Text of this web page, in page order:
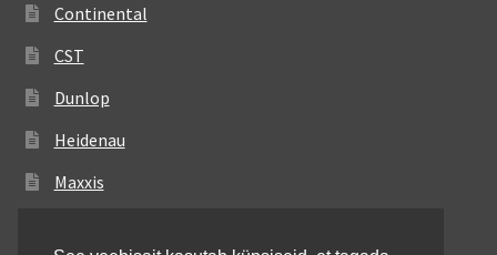
Continental
CST
Dunlop
Heidenau
Maxxis